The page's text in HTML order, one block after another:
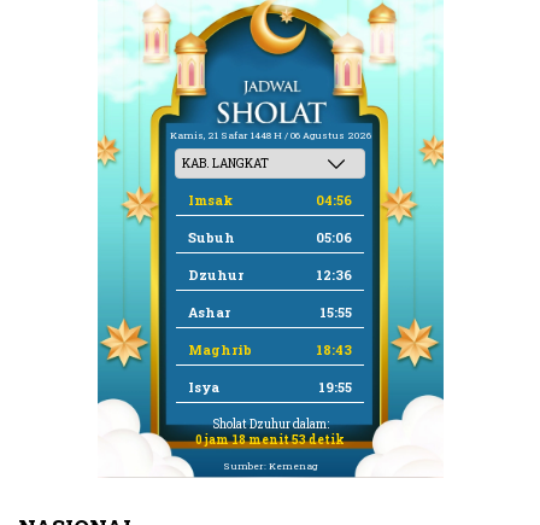
Kamis, 21 Safar 1448 H / 06 Agustus 2026
Imsak 04:56
Subuh 05:06
Dzuhur 12:36
Ashar 15:55
Maghrib 18:43
Isya 19:55
Sholat Dzuhur dalam:
0 jam 18 menit 53 detik
Sumber: Kemenag